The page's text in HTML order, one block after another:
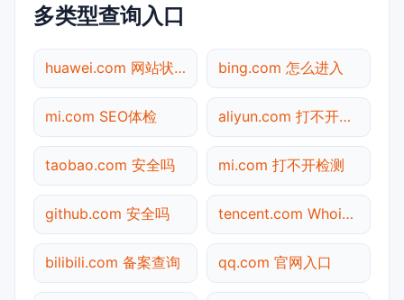
多类型查询入口
huawei.com 网站状态 bing.com 怎么进入
mi.com SEO体检 aliyun.com 打不开检测
taobao.com 安全吗 mi.com 打不开检测
github.com 安全吗 tencent.com Whois查询
bilibili.com 备案查询 qq.com 官网入口